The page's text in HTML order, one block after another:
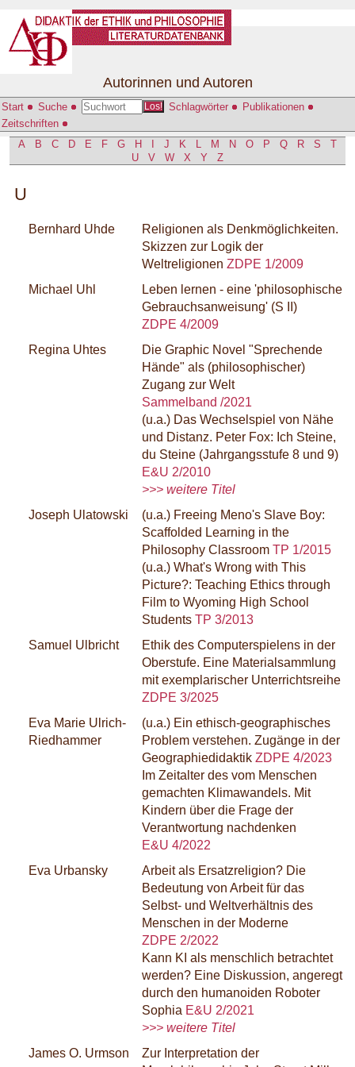
Autorinnen und Autoren
Start Suche Los! Schlagwörter
Publikationen
Zeitschriften
A
B C D E F G H J K M N O P Q R S
T
U
V W X Y Z
U
Bernhard Uhde
Religionen als Denkmöglichkeiten.
Skizzen zur Logik der
Weltreligionen ZDPE 1/2009
Michael Uhl
Leben lernen - eine 'philosophische
Gebrauchsanweisung' (S II)
ZDPE 4/2009
Regina Uhtes
Die Graphic Novel "Sprechende
Hände" als (philosophischer)
Zugang zur Welt
Sammelband /2021
(u.a.) Das Wechselspiel von Nähe
und Distanz. Peter Fox: Ich Steine,
du Steine (Jahrgangsstufe 8 und 9)
E&U 2/2010
>>> weitere Titel
Joseph Ulatowski
(u.a.) Freeing Meno's Slave Boy:
Scaffolded Learning in the
Philosophy Classroom TP 1/2015
(u.a.) What's Wrong with This
Picture?: Teaching Ethics through
Film to Wyoming High School
Students TP 3/2013
Samuel Ulbricht
Ethik des Computerspielens in der
Oberstufe. Eine Materialsammlung
mit exemplarischer Unterrichtsreihe
ZDPE 3/2025
Eva Marie Ulrich-
Riedhammer
(u.a.) Ein ethisch-geographisches
Problem verstehen. Zugänge in der
Geographiedidaktik ZDPE 4/2023
Im Zeitalter des vom Menschen
gemachten Klimawandels. Mit
Kindern über die Frage der
Verantwortung nachdenken
E&U 4/2022
Eva Urbansky
Arbeit als Ersatzreligion? Die
Bedeutung von Arbeit für das
Selbst- und Weltverhältnis des
Menschen in der Moderne
ZDPE 2/2022
Kann KI als menschlich betrachtet
werden? Eine Diskussion, angeregt
durch den humanoiden Roboter
Sophia E&U 2/2021
>>> weitere Titel
James O. Urmson
Zur Interpretation der